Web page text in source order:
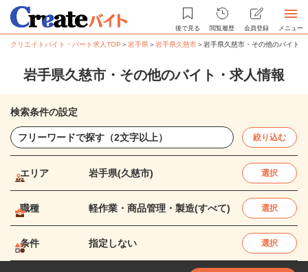
後で見る 閲覧履歴 会員登録 メニュー
クリエイトバイト・パート求人TOP ＞岩手県＞岩手県久慈市＞岩手県久慈市・その他のバイト
岩手県久慈市・その他のバイト・求人情報
検索条件の設定
絞り込む
エリア 岩手県(久慈市) 選択
職種 軽作業・商品管理・製造(すべて) 選択
条件 指定しない 選択